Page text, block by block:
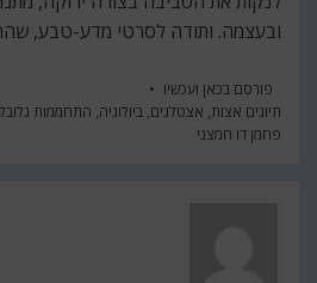
ובעצמה. ותודה לסרטי מדע-טבע,
פורסם בכאן ועכשיו
תיוגים אצות, אצטלנים, ביולוגיה, התחממות
פחמן דו חמצני